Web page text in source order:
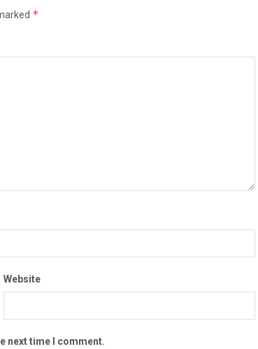
*
Website
next time I comment.